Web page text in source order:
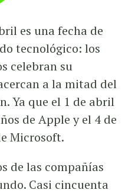
es una fecha de
tecnológico: los
celebran su
a la mitad del
Ya que el 1 de abril
de Apple y el 4 de
Microsoft.
de las compañías
Casi cincuenta